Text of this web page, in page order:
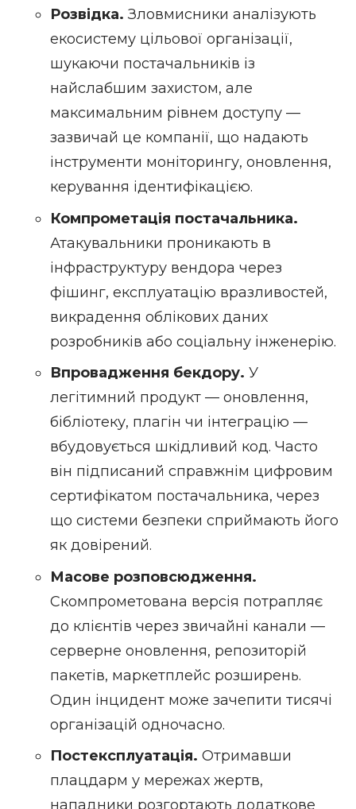
Розвідка. Зловмисники аналізують
екосистему цільової організації,
шукаючи постачальників із
найслабшим захистом, але
максимальним рівнем доступу —
зазвичай це компанії, що надають
інструменти моніторингу, оновлення,
керування ідентифікацією.
Компрометація постачальника.
Атакувальники проникають в
інфраструктуру вендора через
фішинг, експлуатацію вразливостей,
викрадення облікових даних
розробників або соціальну інженерію.
Впровадження бекдору. У
легітимний продукт — оновлення,
бібліотеку, плагін чи інтеграцію —
вбудовується шкідливий код. Часто
він підписаний справжнім цифровим
сертифікатом постачальника, через
що системи безпеки сприймають його
як довірений.
Масове розповсюдження.
Скомпрометована версія потрапляє
до клієнтів через звичайні канали —
серверне оновлення, репозиторій
пакетів, маркетплейс розширень.
Один інцидент може зачепити тисячі
організацій одночасно.
Постексплуатація. Отримавши
плацдарм у мережах жертв,
нападники розгортають додаткове